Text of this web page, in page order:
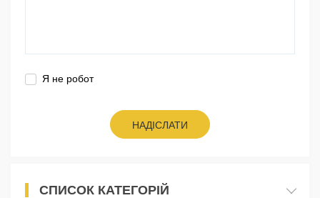
Я не робот
НАДІСЛАТИ
СПИСОК КАТЕГОРІЙ